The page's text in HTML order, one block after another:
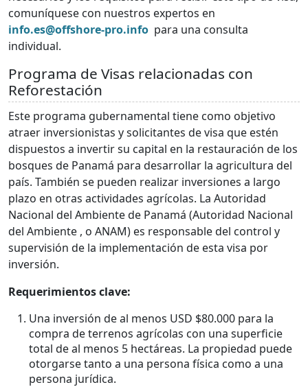
comuníquese con nuestros expertos en
info.es@offshore-pro.info para una consulta
individual.
Programa de Visas relacionadas con
Reforestación
Este programa gubernamental tiene como objetivo
atraer inversionistas y solicitantes de visa que estén
dispuestos a invertir su capital en la restauración de los
bosques de Panamá para desarrollar la agricultura del
país. También se pueden realizar inversiones a largo
plazo en otras actividades agrícolas. La Autoridad
Nacional del Ambiente de Panamá (Autoridad Nacional
del Ambiente , o ANAM) es responsable del control y
supervisión de la implementación de esta visa por
inversión.
Requerimientos clave:
Una inversión de al menos USD $80.000 para la
compra de terrenos agrícolas con una superficie
total de al menos 5 hectáreas. La propiedad puede
otorgarse tanto a una persona física como a una
persona jurídica.